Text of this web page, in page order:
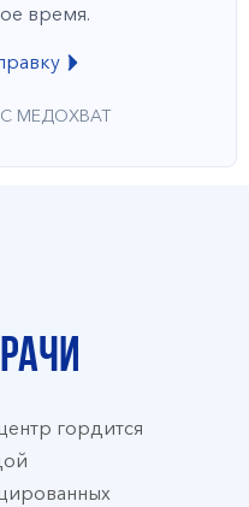
время.
МЕДОХВАТ
гордится